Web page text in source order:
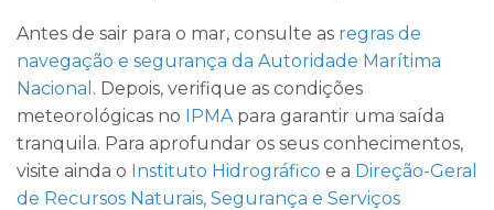
Antes de sair para o mar, consulte as regras de
navegação e segurança da Autoridade Marítima
Nacional . Depois, verifique as condições
meteorológicas no IPMApara garantir uma saída
tranquila. Para aprofundar os seus conhecimentos,
visite ainda o Instituto Hidrográfico e a Direção-Geral
de Recursos Naturais, Segurança e Serviços